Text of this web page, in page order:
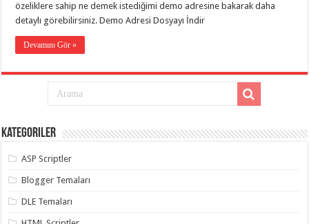
taşımacılık,
gaziantep
taşımacılık,
evden
taşımacılık,
gaziantep
taşıma,
evden
taşımacılık,
gaziantep
organizasyon
özeliklere sahip ne demek istediğimi demo adresine bakarak daha
detaylı görebilirsiniz. Demo Adresi Dosyayı İndir
Devamını Gör »
Kategoriler
ASP Scriptler
Blogger Temaları
DLE Temaları